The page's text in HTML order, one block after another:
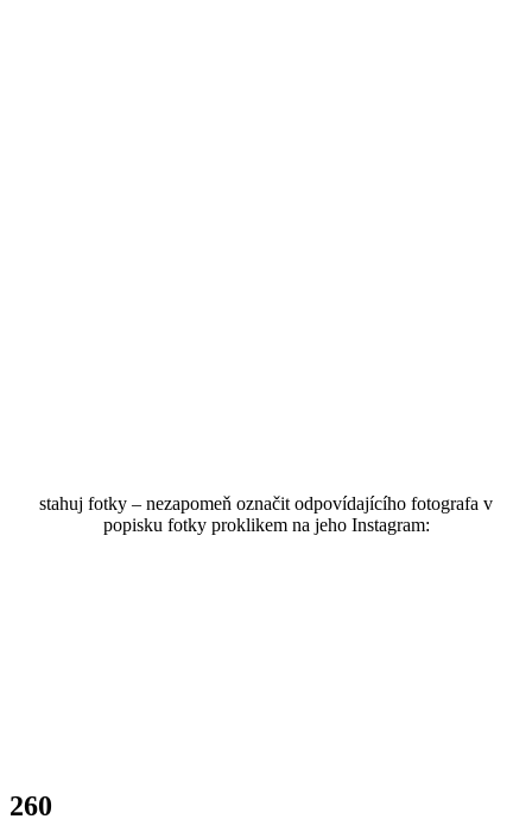
stahuj fotky – nezapomeň označit odpovídajícího fotografa v
popisku fotky proklikem na jeho Instagram:
260